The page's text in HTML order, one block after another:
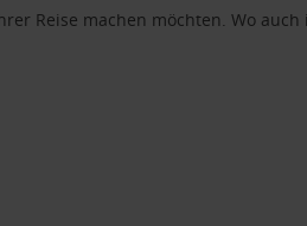
Reise machen möchten. Wo auch